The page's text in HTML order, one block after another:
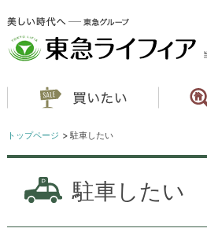
トップページ 駐車したい
駐車したい